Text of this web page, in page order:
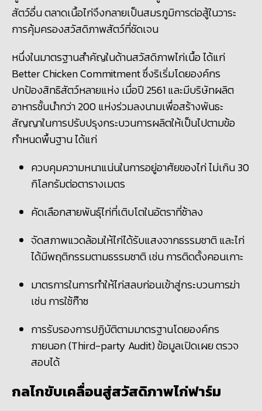
สัตว์อื่น ตลาดเนื้อไก่จึงกลายเป็นสมรภูมิการต่อสู้ในวาระ
การคุ้มครองสวัสดิภาพสัตว์ที่ชัดเจน
หนึ่งในมาตรฐานสำคัญในด้านสวัสดิภาพไก่เนื้อ ได้แก่
Better Chicken Commitment ซึ่งริเริ่มโดยองค์กร
ปกป้องสิทธิสัตว์หลายแห่ง เมื่อปี 2561 และมีบริษัทผลิต
อาหารชั้นนำกว่า 200 แห่งร่วมลงนามเพื่อสร้างพันธะ
สัญญาในการปรับปรุงกระบวนการผลิตให้เป็นไปตามข้อ
กำหนดพื้นฐาน ได้แก่
ควบคุมความหนาแน่นในการอยู่อาศัยของไก่ ไม่เกิน 30
กิโลกรัมต่อตารางเมตร
คัดเลือกสายพันธุ์ไก่ที่เติบโตในอัตราที่ช้าลง
จัดสภาพแวดล้อมให้ไก่ได้รับแสงจากธรรมชาติ และไก่
ได้มีพฤติกรรมตามธรรมชาติ เช่น การติดตั้งคอนเกาะ
มาตรการในการทำให้ไก่สลบก่อนเข้าสู่กระบวนการฆ่า
เช่น การใช้ก๊าซ
การรับรองการปฏิบัติตามมาตรฐานโดยองค์กร
ภายนอก (Third-party Audit) ข้อมูลเปิดเผย ตรวจ
สอบได้
กลไกขับเคลื่อนสู่สวัสดิภาพไก่ฟาร์ม